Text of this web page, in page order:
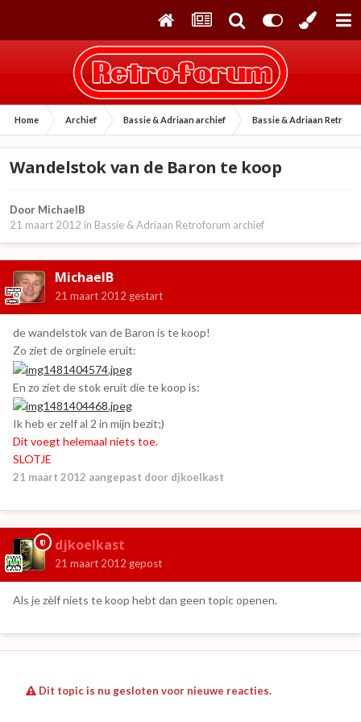
Home Archief Bassie & Adriaan archief Bassie & Adriaan
Wandelstok van de Baron te koop
Door MichaelB
21 maart 2012 in Bassie & Adriaan Retroforum archief
MichaelB
21 maart 2012 gestart
de wandelstok van de Baron is te koop!
Zo ziet de orginele eruit:
En zo ziet de stok eruit die te koop is:
Ik heb er zelf al 2 in mijn bezit;)
Dit voegt helemaal niets toe.
SLOTJE
21 maart 2012 aangepast door djkoelkast
djkoelkast
21 maart 2012 gepost
Als je zèlf niets te koop hebt dan geen topic openen.
Dit topic is nu gesloten voor nieuwe reacties.